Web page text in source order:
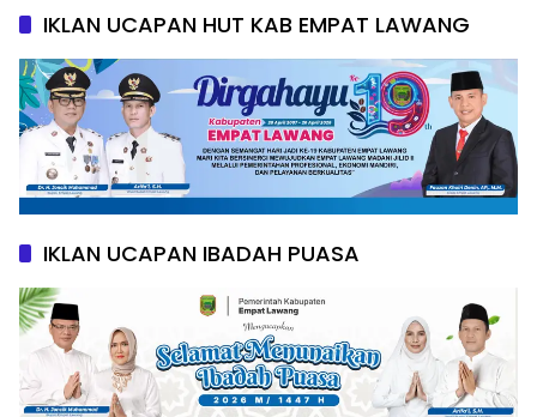
IKLAN UCAPAN HUT KAB EMPAT LAWANG
IKLAN UCAPAN IBADAH PUASA